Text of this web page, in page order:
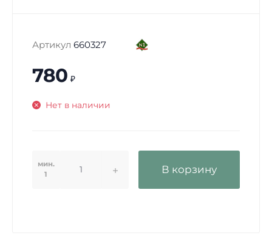
Артикул 660327
780 ₽
Нет в наличии
мин.
1
В корзину